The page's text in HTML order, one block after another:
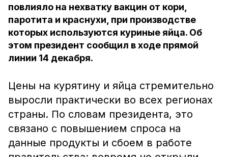
повлияло на нехватку вакцин от кори,
паротита и краснухи, при производстве
которых используются куриные яйца. Об
этом президент сообщил в ходе прямой
линии 14 декабря.
Цены на курятину и яйца стремительно
выросли практически во всех регионах
страны. По словам президента, это
связано с повышением спроса на
данные продукты и сбоем в работе